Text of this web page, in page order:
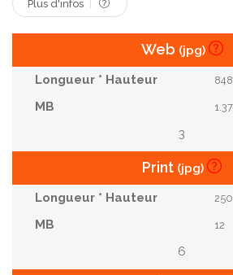
Plus d'infos
Web (jpg)
1.37
3
Print (jpg)
12
6